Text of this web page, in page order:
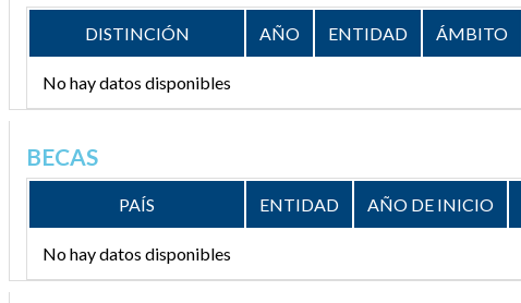
DISTINCIÓN AÑO ENTIDAD ÁMBITO
No hay datos disponibles
BECAS
PAÍS ENTIDAD AÑO DE INICIO
No hay datos disponibles